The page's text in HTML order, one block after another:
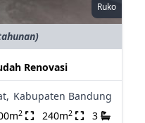
Ruko
Renovasi
Kabupaten Bandung
2 240m2 3